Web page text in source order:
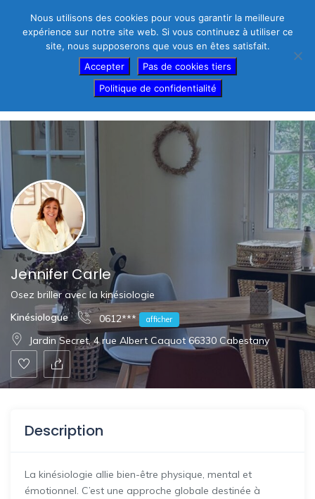
Afficher Barre Latérale
Jennifer Carle
Osez briller avec la kinésiologie
Kinésiologue
0612*** afficher
Jardin Secret, 4 rue Albert Caquot 66330 Cabestany
Description
La kinésiologie allie bien-être physique, mental et
émotionnel. C’est une approche globale destinée à
Nous utilisons des cookies pour vous garantir la meilleure
expérience sur notre site web. Si vous continuez à utiliser ce
site, nous supposerons que vous en êtes satisfait.
Accepter
Pas de cookies tiers
Politique de confidentialité